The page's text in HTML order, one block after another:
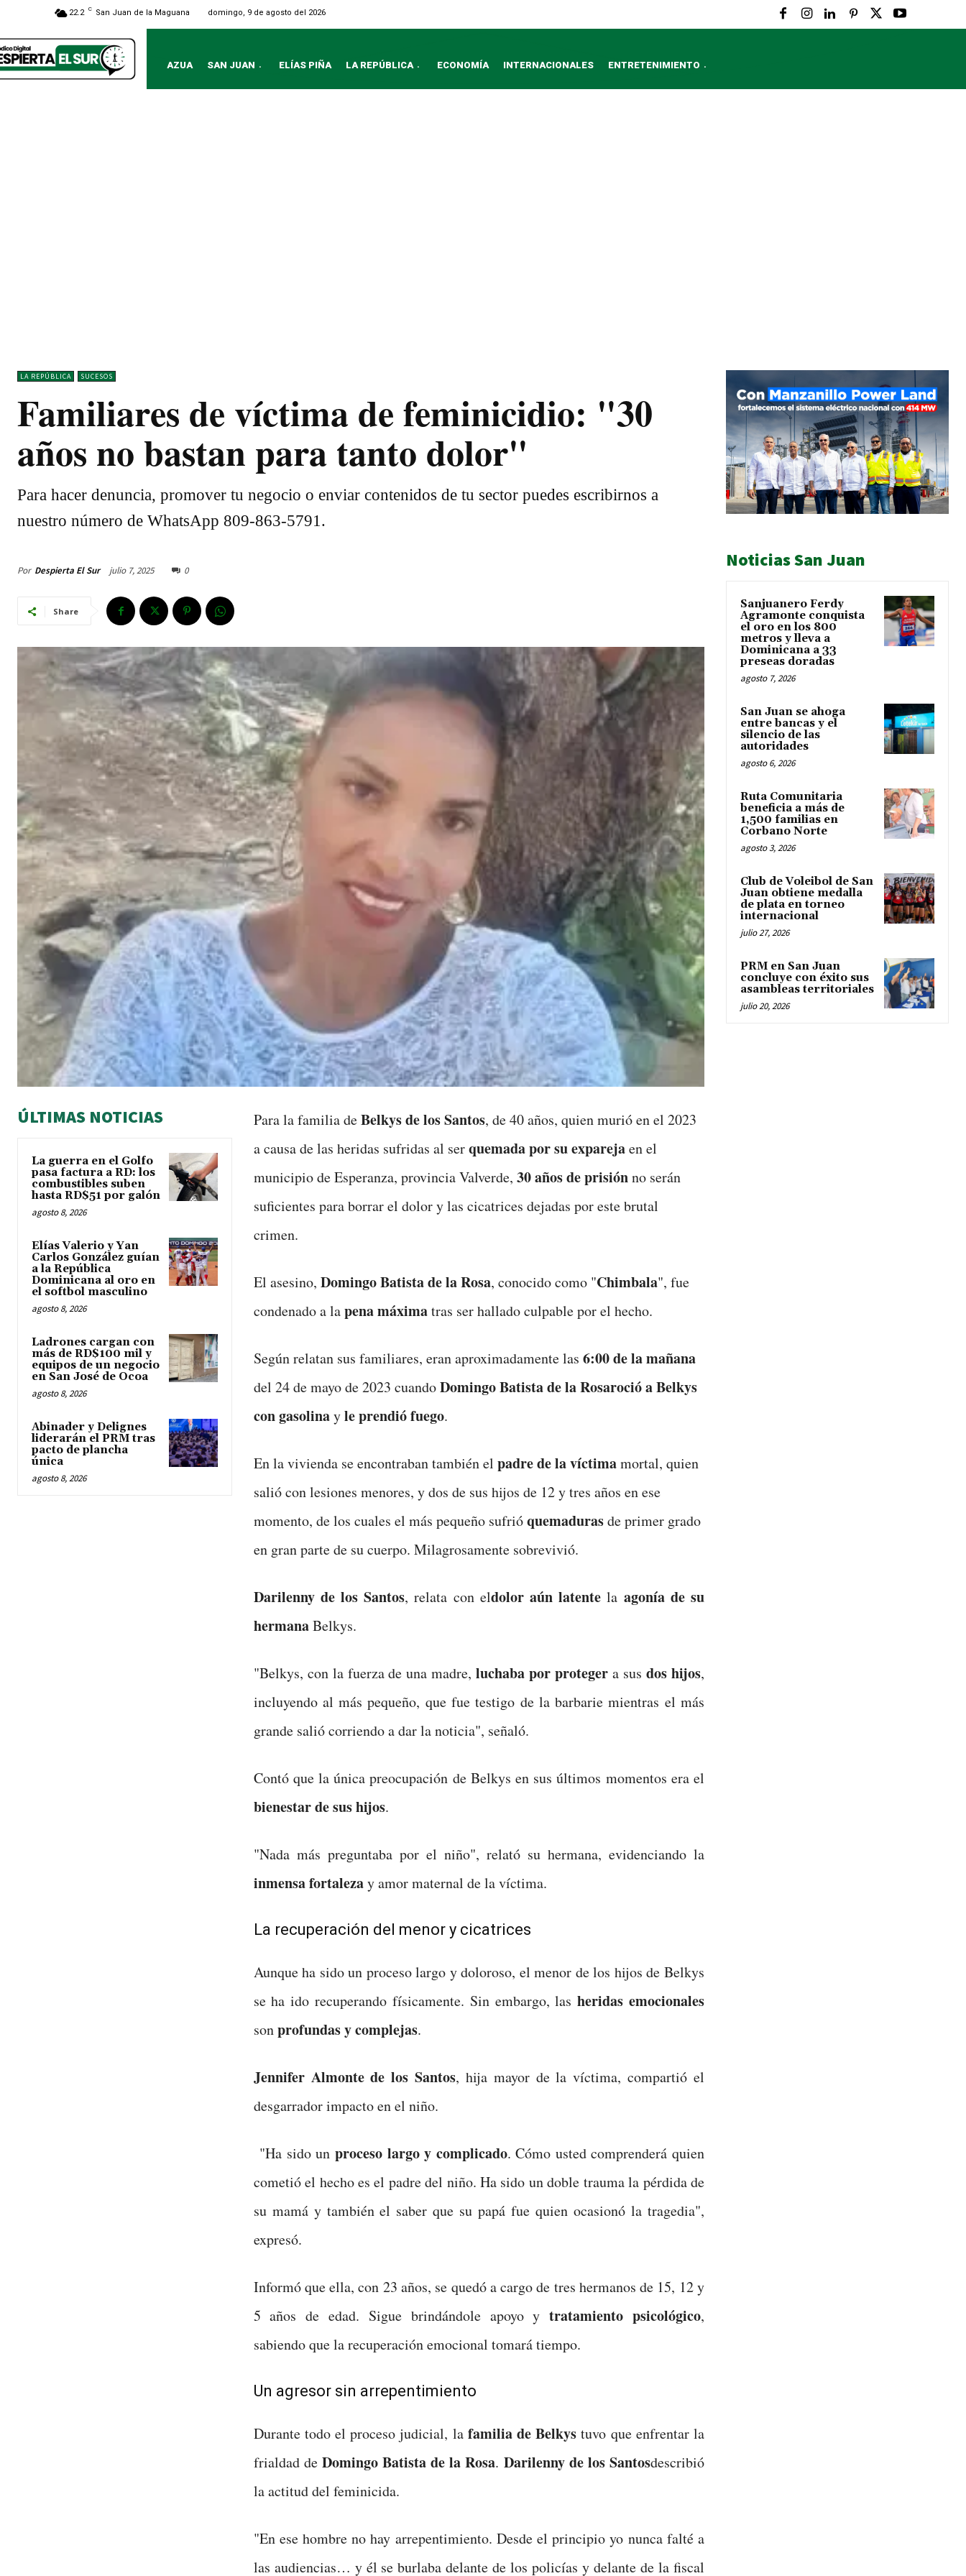
22.2 C San Juan de la Maguana domingo, 9 de agosto del 2026
AZUA SAN JUAN ELÍAS PIÑA LA REPÚBLICA ECONOMÍA INTERNACIONALES ENTRETENIMIENTO
LA REPÚBLICA SUCESOS
Familiares de víctima de feminicidio: "30
años no bastan para tanto dolor"
Para hacer denuncia, promover tu negocio o enviar contenidos de tu sector puedes escribirnos a
nuestro número de WhatsApp 809-863-5791.
Por Despierta El Sur julio 7, 2025 0
Share
ÚLTIMAS NOTICIAS
La guerra en el Golfo
pasa factura a RD: los
combustibles suben
hasta RD$51 por galón
agosto 8, 2026
Elías Valerio y Yan
Carlos González guían
a la República
Dominicana al oro en
el softbol masculino
agosto 8, 2026
Ladrones cargan con
más de RD$100 mil y
equipos de un negocio
en San José de Ocoa
agosto 8, 2026
Abinader y Delignes
liderarán el PRM tras
pacto de plancha
única
agosto 8, 2026
Para la familia deBelkys de los Santos, de 40 años, quien murió en el 2023
a causa de las heridas sufridas al serquemada por su exparejaen el
municipio de Esperanza, provincia Valverde, 30 años de prisiónno serán
suficientes para borrar el dolor y las cicatrices dejadas por este brutal
crimen.
El asesino, Domingo Batista de la Rosa, conocido como "Chimbala", fue
condenado a lapena máximatras ser hallado culpable por el hecho.
Según relatan sus familiares, eran aproximadamente las 6:00 de la mañana
del 24 de mayo de 2023 cuandoDomingo Batista de la Rosaroció a Belkys
con gasolinayle prendió fuego.
En la vivienda se encontraban también el padre de la víctimamortal, quien
salió con lesiones menores, y dos de sus hijos de 12 y tres años en ese
momento, de los cuales el más pequeño sufrióquemadurasde primer grado
en gran parte de su cuerpo. Milagrosamente sobrevivió.
Darilenny de los Santos, relata con eldolor aún latente la agonía de su
hermanaBelkys.
"Belkys, con la fuerza de una madre,luchaba por proteger a susdos hijos,
incluyendo al más pequeño, que fue testigo de la barbarie mientras el más
grande salió corriendo a dar la noticia", señaló.
Contó que la única preocupación de Belkys en sus últimos momentos era el
bienestar de sus hijos.
"Nada más preguntaba por el niño", relató su hermana, evidenciando la
inmensa fortalezay amor maternal de la víctima.
La recuperación del menor y cicatrices
Aunque ha sido un proceso largo y doloroso, el menor de los hijos de Belkys
se ha ido recuperando físicamente. Sin embargo, lasheridas emocionales
sonprofundas y complejas.
Jennifer Almonte de los Santos, hija mayor de la víctima, compartió el
desgarrador impacto en el niño.
"Ha sido un proceso largo y complicado. Cómo usted comprenderá quien
cometió el hecho es el padre del niño. Ha sido un doble trauma la pérdida de
su mamá y también el saber que su papá fue quien ocasionó la tragedia",
expresó.
Informó que ella, con 23 años, se quedó a cargo de tres hermanos de 15, 12 y
5 años de edad. Sigue brindándole apoyo ytratamiento psicológico,
sabiendo que la recuperación emocional tomará tiempo.
Un agresor sin arrepentimiento
Durante todo el proceso judicial, la familia de Belkys tuvo que enfrentar la
frialdad de Domingo Batista de la Rosa. Darilenny de los Santosdescribió
la actitud del feminicida.
"En ese hombre no hay arrepentimiento. Desde el principio yo nunca falté a
las audiencias… y él se burlaba delante de los policías y delante de la fiscal
Noticias San Juan
Sanjuanero Ferdy
Agramonte conquista
el oro en los 800
metros y lleva a
Dominicana a 33
preseas doradas
agosto 7, 2026
San Juan se ahoga
entre bancas y el
silencio de las
autoridades
agosto 6, 2026
Ruta Comunitaria
beneficia a más de
1,500 familias en
Corbano Norte
agosto 3, 2026
Club de Voleibol de San
Juan obtiene medalla
de plata en torneo
internacional
julio 27, 2026
PRM en San Juan
concluye con éxito sus
asambleas territoriales
julio 20, 2026